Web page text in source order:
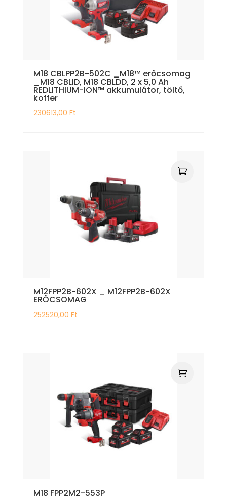
M18 CBLPP2B-502C _M18™ erőcsomag
_M18 CBLID, M18 CBLDD, 2 x 5,0 Ah
REDLITHIUM-ION™ akkumulátor, töltő,
koffer
230613,00 Ft
M12FPP2B-602X _ M12FPP2B-602X
ERŐCSOMAG
252520,00 Ft
M18 FPP2M2-553P